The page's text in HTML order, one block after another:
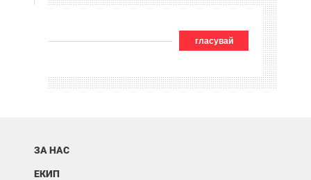
гласувай
ЗА НАС
ЕКИП